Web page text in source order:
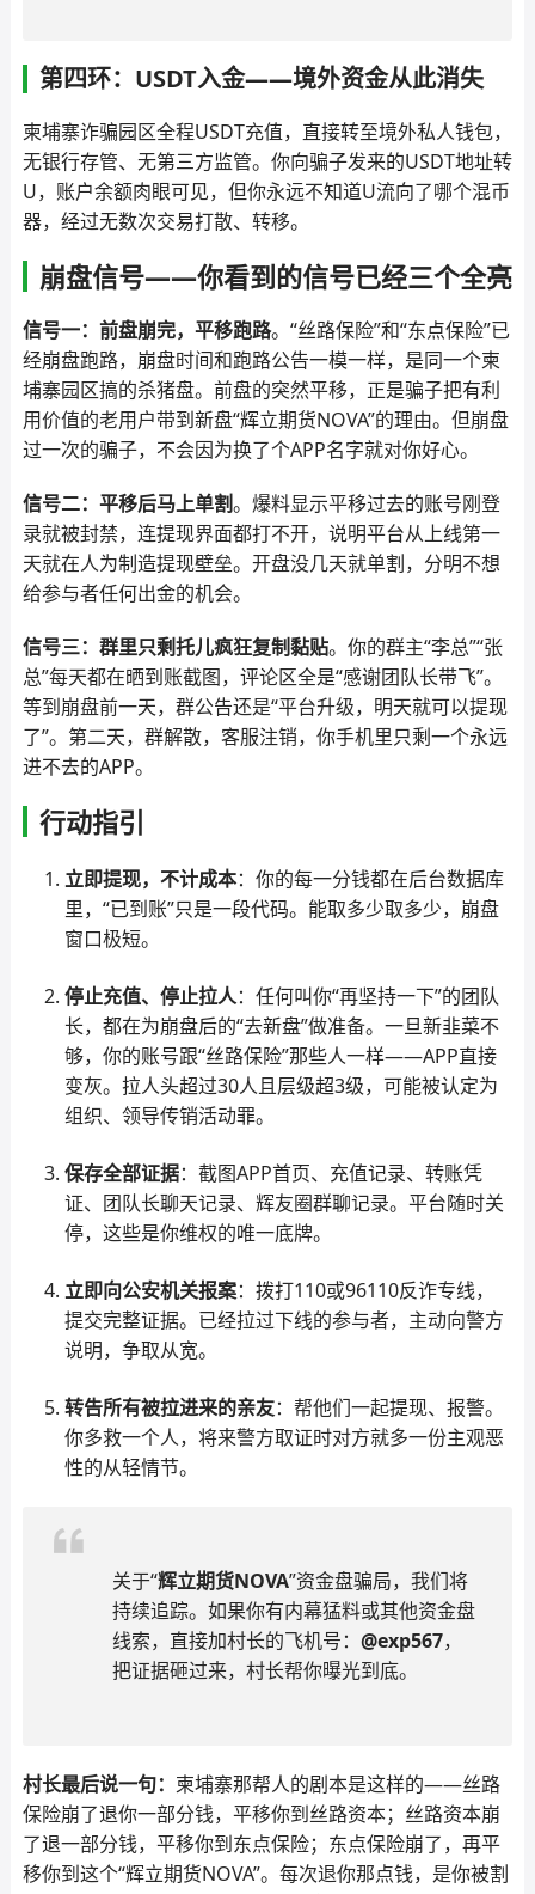
第四环：USDT入金——境外资金从此消失
柬埔寨诈骗园区全程USDT充值，直接转至境外私人钱包，
无银行存管、无第三方监管。你向骗子发来的USDT地址转
U，账户余额肉眼可见，但你永远不知道U流向了哪个混币
器，经过无数次交易打散、转移。
崩盘信号——你看到的信号已经三个全亮
信号一：前盘崩完，平移跑路。“丝路保险”和“东点保险”已
经崩盘跑路，崩盘时间和跑路公告一模一样，是同一个柬
埔寨园区搞的杀猪盘。前盘的突然平移，正是骗子把有利
用价值的老用户带到新盘“辉立期货NOVA”的理由。但崩盘
过一次的骗子，不会因为换了个APP名字就对你好心。
信号二：平移后马上单割。爆料显示平移过去的账号刚登
录就被封禁，连提现界面都打不开，说明平台从上线第一
天就在人为制造提现壁垒。开盘没几天就单割，分明不想
给参与者任何出金的机会。
信号三：群里只剩托儿疯狂复制黏贴。你的群主“李总”“张
总”每天都在晒到账截图，评论区全是“感谢团队长带飞”。
等到崩盘前一天，群公告还是“平台升级，明天就可以提现
了”。第二天，群解散，客服注销，你手机里只剩一个永远
进不去的APP。
行动指引
立即提现，不计成本：你的每一分钱都在后台数据库
里，“已到账”只是一段代码。能取多少取多少，崩盘
窗口极短。
停止充值、停止拉人：任何叫你“再坚持一下”的团队
长，都在为崩盘后的“去新盘”做准备。一旦新韭菜不
够，你的账号跟“丝路保险”那些人一样——APP直接
变灰。拉人头超过30人且层级超3级，可能被认定为
组织、领导传销活动罪。
保存全部证据：截图APP首页、充值记录、转账凭
证、团队长聊天记录、辉友圈群聊记录。平台随时关
停，这些是你维权的唯一底牌。
立即向公安机关报案：拨打110或96110反诈专线，
提交完整证据。已经拉过下线的参与者，主动向警方
说明，争取从宽。
转告所有被拉进来的亲友：帮他们一起提现、报警。
你多救一个人，将来警方取证时对方就多一份主观恶
性的从轻情节。
关于“辉立期货NOVA”资金盘骗局，我们将
持续追踪。如果你有内幕猛料或其他资金盘
线索，直接加村长的飞机号： @exp567，
把证据砸过来，村长帮你曝光到底。
村长最后说一句： 柬埔寨那帮人的剧本是这样的——丝路
保险崩了退你一部分钱，平移你到丝路资本；丝路资本崩
了退一部分钱，平移你到东点保险；东点保险崩了，再平
移你到这个“辉立期货NOVA”。每次退你那点钱，是你被割